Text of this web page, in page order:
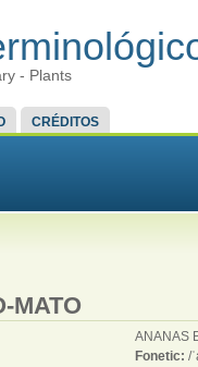
- Plants
CRÉDITOS
MATO
ANANAS
Fonetic: /